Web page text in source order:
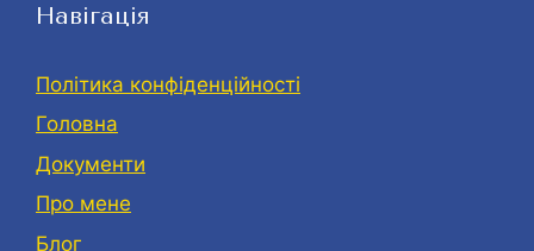
Навігація
Політика конфіденційності
Головна
Документи
Про мене
Блог